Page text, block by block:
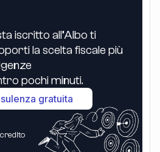
iscritto all’Albo ti
la scelta fiscale più
pochi minuti.
gratuita